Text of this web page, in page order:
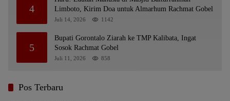
4
Limboto, Kirim Doa untuk Almarhum Rachmat Gobel
Juli 14, 2026 1142
5
Bupati Gorontalo Ziarah ke TMP Kalibata, Ingat
Sosok Rachmat Gobel
Juli 11, 2026 858
Pos Terbaru
Wujud Kepedulian, Bupati Bolmong Jenguk Korban Kecelakaan